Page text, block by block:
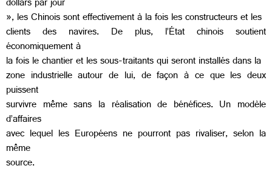
dollars par jour
», les Chinois sont effectivement à la fois les constructeurs et les
clients des navires. De plus, l’État chinois soutient
économiquement à
la fois le chantier et les sous-traitants qui seront installés dans la
zone industrielle autour de lui, de façon à ce que les deux
puissent
survivre même sans la réalisation de bénéfices. Un modèle
d’affaires
avec lequel les Européens ne pourront pas rivaliser, selon la
même
source.